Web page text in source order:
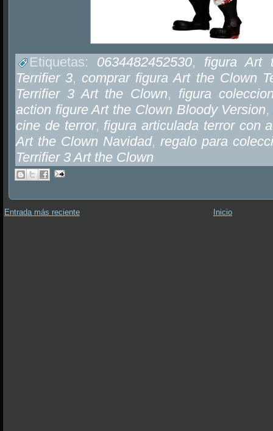
Etiquetas: 0634482452530, figura Art
Terrifier 3, comprar figura Art the Clown
Terrifier 3 Art the Clown, figura
action figure Art the Clown Bloody Version
cine de terror, figura articulada terror con
Art the Clown Navidad, regalo para
Terrifier 3 Art the Clown
Entrada más reciente Inicio